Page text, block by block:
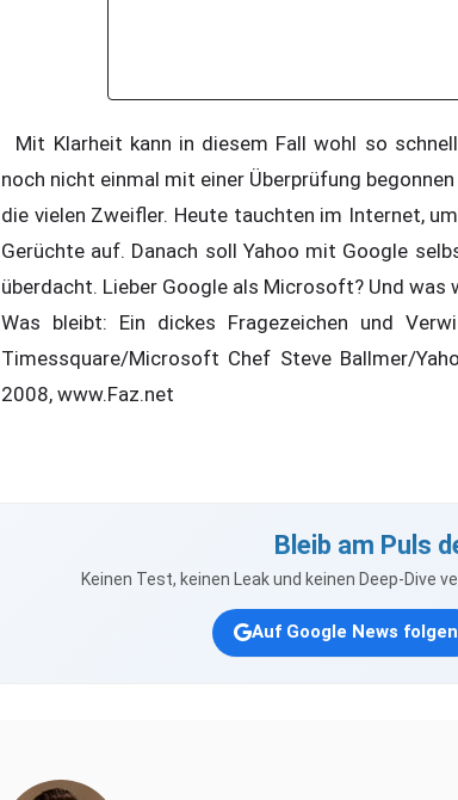
Mit Klarheit kann in diesem Fall wohl so
noch nicht einmal mit einer Überprüfung
die vielen Zweifler. Heute tauchten im Internet,
Gerüchte auf. Danach soll Yahoo mit Google
überdacht. Lieber Google als Microsoft? Und
Was bleibt: Ein dickes Fragezeichen und
Timessquare/Microsoft Chef Steve Ballmer/
2008, www.Faz.net
Bleib am Puls
Keinen Test, keinen Leak und keinen Deep-Dive
Auf Google News folgen